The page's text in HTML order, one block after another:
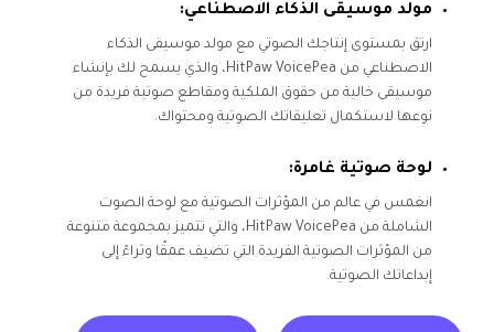
مولد موسيقى الذكاء الاصطناعي:
ارتق بمستوى إنتاجك الصوتي مع مولد موسيقى الذكاء
الاصطناعي من HitPaw VoicePea، والذي يسمح لك بإنشاء
موسيقى خالية من حقوق الملكية ومقاطع صوتية فريدة من
نوعها لاستكمال تعليقاتك الصوتية ومحتواك.
لوحة صوتية غامرة:
انغمس في عالم من المؤثرات الصوتية مع لوحة الصوت
الشاملة من HitPaw VoicePea، والتي تتميز بمجموعة متنوعة
من المؤثرات الصوتية الفريدة التي تضيف عمقًا وثراءً إلى
إبداعاتك الصوتية.